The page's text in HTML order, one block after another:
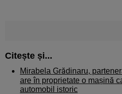
Citește și...
Mirabela Grădinaru,
are în proprietate o mașină
automobil istoric